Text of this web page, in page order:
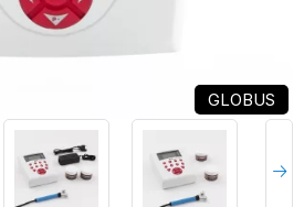
GLOBUS